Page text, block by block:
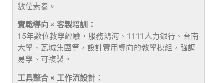
數位素養。
實戰導向 × 客製培訓：
15年數位教學經驗，服務鴻海、1111人力銀行、台南
大學、瓦城集團等，設計實用導向的教學模組，強調
易學、可複製。
工具整合 × 工作流設計：